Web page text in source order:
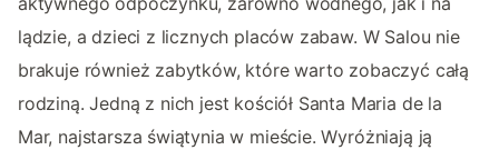
lądzie, a dzieci z licznych placów zabaw. W Salou nie
brakuje również zabytków, które warto zobaczyć całą
rodziną. Jedną z nich jest kościół Santa Maria de la
Mar, najstarsza świątynia w mieście. Wyróżniają ją